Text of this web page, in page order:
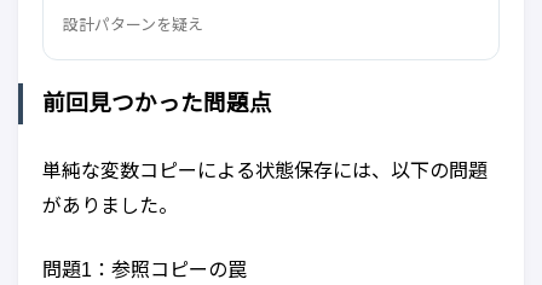
設計パターンを疑え
前回見つかった問題点
単純な変数コピーによる状態保存には、以下の問題
がありました。
問題1：参照コピーの罠